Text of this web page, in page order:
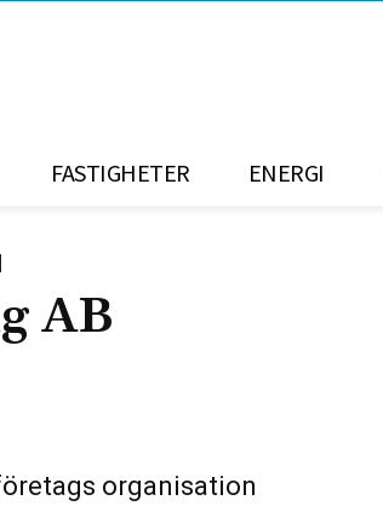
FASTIGHETER ENERGI
AB
organisation